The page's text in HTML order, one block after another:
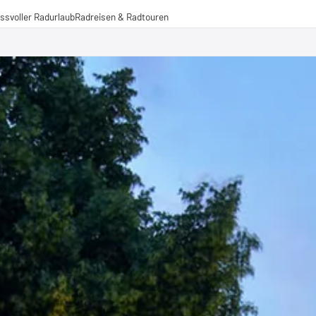
RadurlaubRadreisen & Radtouren
Radreisen
Fernradwege